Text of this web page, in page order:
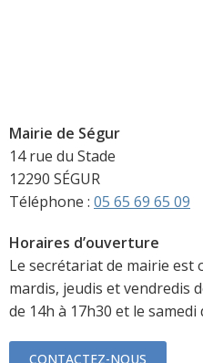
Mairie de Ségur
14 rue du Stade
12290 SÉGUR
Téléphone : 05 65 69 65 09
Horaires d’ouverture
Le secrétariat de mairie est
mardis, jeudis et vendredis
de 14h à 17h30 et le samedi
CONTACTEZ-NOUS